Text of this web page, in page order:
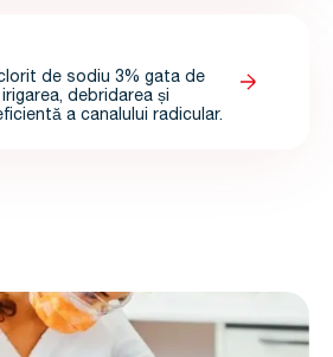
de sodiu 3% gata de
debridarea și
a canalului radicular.